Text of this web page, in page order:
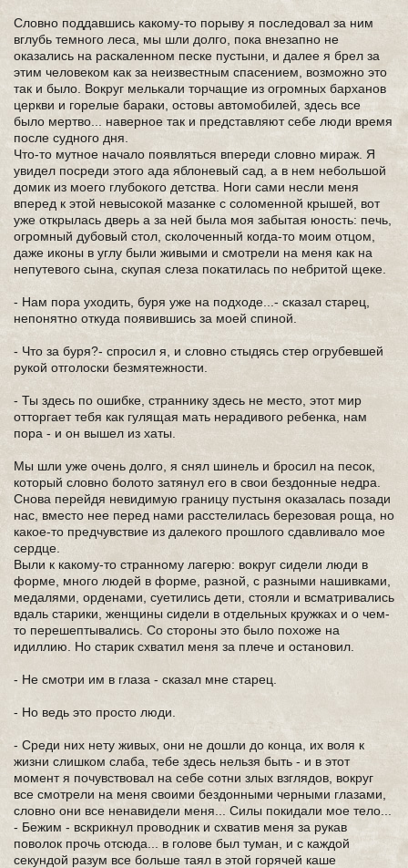
Словно поддавшись какому-то порыву я последовал за ним
вглубь темного леса, мы шли долго, пока внезапно не
оказались на раскаленном песке пустыни, и далее я брел за
этим человеком как за неизвестным спасением, возможно это
так и было. Вокруг мелькали торчащие из огромных барханов
церкви и горелые бараки, остовы автомобилей, здесь все
было мертво... наверное так и представляют себе люди время
после судного дня.
Что-то мутное начало появляться впереди словно мираж. Я
увидел посреди этого ада яблоневый сад, а в нем небольшой
домик из моего глубокого детства. Ноги сами несли меня
вперед к этой невысокой мазанке с соломенной крышей, вот
уже открылась дверь а за ней была моя забытая юность: печь,
огромный дубовый стол, сколоченный когда-то моим отцом,
даже иконы в углу были живыми и смотрели на меня как на
непутевого сына, скупая слеза покатилась по небритой щеке.
- Нам пора уходить, буря уже на подходе...- сказал старец,
непонятно откуда появившись за моей спиной.
- Что за буря?- спросил я, и словно стыдясь стер огрубевшей
рукой отголоски безмятежности.
- Ты здесь по ошибке, страннику здесь не место, этот мир
отторгает тебя как гулящая мать нерадивого ребенка, нам
пора - и он вышел из хаты.
Мы шли уже очень долго, я снял шинель и бросил на песок,
который словно болото затянул его в свои бездонные недра.
Снова перейдя невидимую границу пустыня оказалась позади
нас, вместо нее перед нами расстелилась березовая роща, но
какое-то предчувствие из далекого прошлого сдавливало мое
сердце.
Выли к какому-то странному лагерю: вокруг сидели люди в
форме, много людей в форме, разной, с разными нашивками,
медалями, орденами, суетились дети, стояли и всматривались
вдаль старики, женщины сидели в отдельных кружках и о чем-
то перешептывались. Со стороны это было похоже на
идиллию. Но старик схватил меня за плече и остановил.
- Не смотри им в глаза - сказал мне старец.
- Но ведь это просто люди.
- Среди них нету живых, они не дошли до конца, их воля к
жизни слишком слаба, тебе здесь нельзя быть - и в этот
момент я почувствовал на себе сотни злых взглядов, вокруг
все смотрели на меня своими бездонными черными глазами,
словно они все ненавидели меня... Силы покидали мое тело...
- Бежим - вскрикнул проводник и схватив меня за рукав
поволок прочь отсюда... в голове был туман, и с каждой
секундой разум все больше таял в этой горячей каше